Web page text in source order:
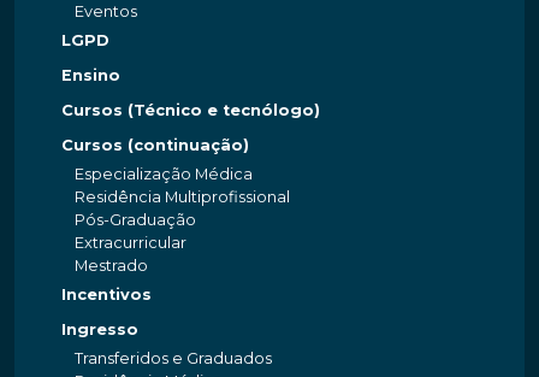
Eventos
LGPD
Ensino
Cursos (Técnico e tecnólogo)
Cursos (continuação)
Especialização Médica
Residência Multiprofissional
Pós-Graduação
Extracurricular
Mestrado
Incentivos
Ingresso
Transferidos e Graduados